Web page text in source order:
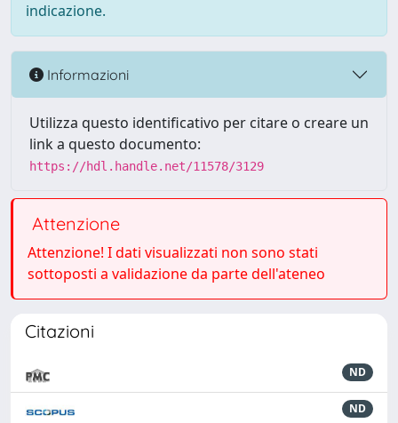
indicazione.
Informazioni
Utilizza questo identificativo per citare o creare un
link a questo documento:
https://hdl.handle.net/11578/3129
Attenzione
Attenzione! I dati visualizzati non sono stati
sottoposti a validazione da parte dell'ateneo
Citazioni
ND
ND